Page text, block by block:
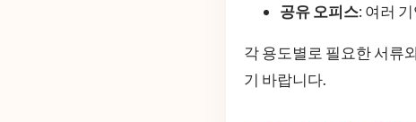
공유 오피스: 여러
각 용도별로 필요한 서류
기 바랍니다.